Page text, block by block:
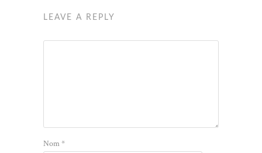
LEAVE A REPLY
Nom*